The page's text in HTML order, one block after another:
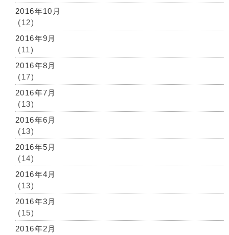
2016年10月
(12)
2016年9月
(11)
2016年8月
(17)
2016年7月
(13)
2016年6月
(13)
2016年5月
(14)
2016年4月
(13)
2016年3月
(15)
2016年2月